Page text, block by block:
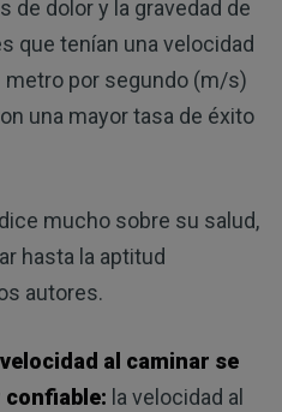
de dolor y la gravedad de
que tenían una velocidad
metro por segundo (m/s)
una mayor tasa de éxito
mucho sobre su salud,
hasta la aptitud
autores.
al caminar se
la velocidad al